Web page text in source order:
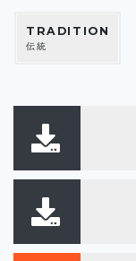
TRADITION
伝統